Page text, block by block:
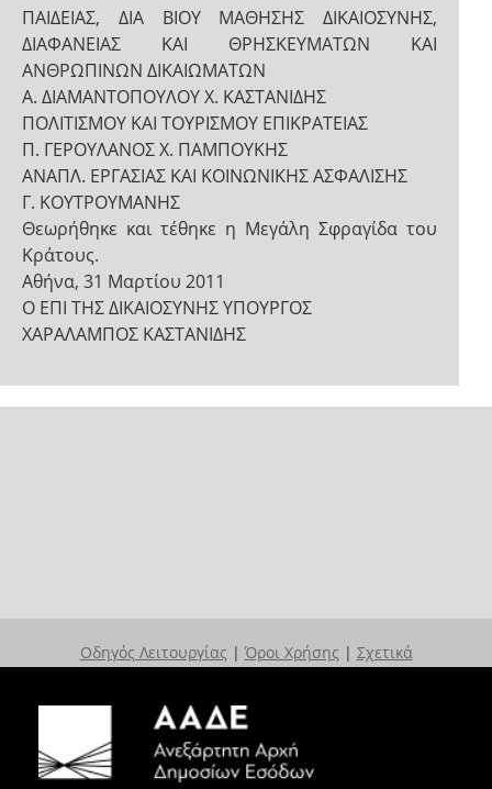
ΠΑΙΔΕΙΑΣ, ΔΙΑ ΒΙΟΥ ΜΑΘΗΣΗΣ ΔΙΚΑΙΟΣΥΝΗΣ,
ΔΙΑΦΑΝΕΙΑΣ ΚΑΙ ΘΡΗΣΚΕΥΜΑΤΩΝ ΚΑΙ
ΑΝΘΡΩΠΙΝΩΝ ΔΙΚΑΙΩΜΑΤΩΝ
Α. ΔΙΑΜΑΝΤΟΠΟΥΛΟΥ Χ. ΚΑΣΤΑΝΙΔΗΣ
ΠΟΛΙΤΙΣΜΟΥ ΚΑΙ ΤΟΥΡΙΣΜΟΥ ΕΠΙΚΡΑΤΕΙΑΣ
Π. ΓΕΡΟΥΛΑΝΟΣ Χ. ΠΑΜΠΟΥΚΗΣ
ΑΝΑΠΛ. ΕΡΓΑΣΙΑΣ ΚΑΙ ΚΟΙΝΩΝΙΚΗΣ ΑΣΦΑΛΙΣΗΣ
Γ. ΚΟΥΤΡΟΥΜΑΝΗΣ
Θεωρήθηκε και τέθηκε η Μεγάλη Σφραγίδα του
Κράτους.
Αθήνα, 31 Μαρτίου 2011
Ο ΕΠΙ ΤΗΣ ΔΙΚΑΙΟΣΥΝΗΣ ΥΠΟΥΡΓΟΣ
ΧAΡΑΛΑΜΠΟΣ ΚΑΣΤΑΝΙΔΗΣ
Οδηγός Λειτουργίας | Όροι Χρήσης | Σχετικά